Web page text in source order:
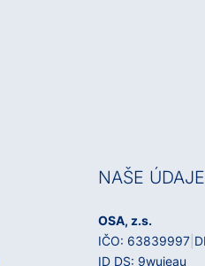
NAŠE ÚDAJE
OSA, z.s.
IČO: 63839997
ID DS: 9wuieau